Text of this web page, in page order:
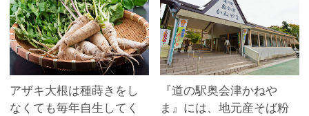
アザキ大根は種蒔きをし
なくても毎年自生してく
『道の駅奥会津かねや
ま』には、地元産そば粉